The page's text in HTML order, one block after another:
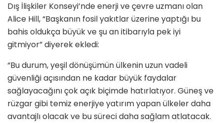
Dış İlişkiler Konseyi’nde enerji ve çevre uzmanı olan
Alice Hill, “Başkanın fosil yakıtlar üzerine yaptığı bu
bahis oldukça büyük ve şu an itibarıyla pek iyi
gitmiyor” diyerek ekledi:
“Bu durum, yeşil dönüşümün ülkenin uzun vadeli
güvenliği açısından ne kadar büyük faydalar
sağlayacağını çok açık biçimde hatırlatıyor. Güneş ve
rüzgar gibi temiz enerjiye yatırım yapan ülkeler daha
avantajlı olacak ve bu süreci daha sağlam atlatacak.